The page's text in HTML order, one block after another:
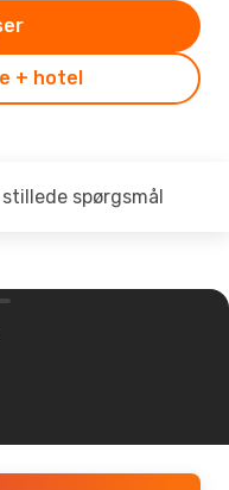
+ hotel
spørgsmål